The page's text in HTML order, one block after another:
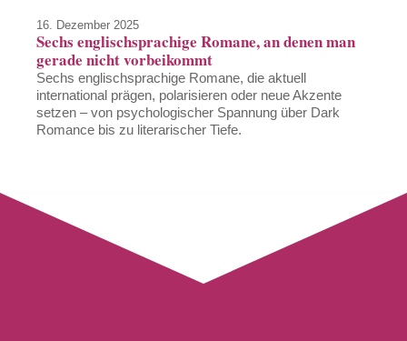
16. Dezember 2025
Sechs englischsprachige Romane, an denen man
gerade nicht vorbeikommt
Sechs englischsprachige Romane, die aktuell
international prägen, polarisieren oder neue Akzente
setzen – von psychologischer Spannung über Dark
Romance bis zu literarischer Tiefe.